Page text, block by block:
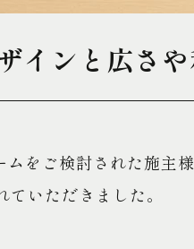
インと広さ
をご検討された施主
いただきました。